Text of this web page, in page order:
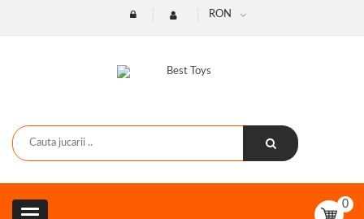
RON
Toggle
0